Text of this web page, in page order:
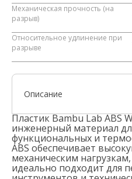
Механическая прочность (на
разрыв)
Относительное удлинение при
разрыве
Описание
Пластик Bambu Lab ABS
инженерный материал
функциональных и
ABS обеспечивает
механическим
идеально подходит для